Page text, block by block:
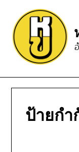
content
ป้ายกำ